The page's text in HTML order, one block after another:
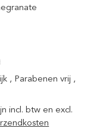
, Parabenen vrij ,
incl. btw en excl.